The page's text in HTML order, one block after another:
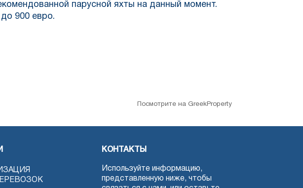
парусной яхты на данный момент.
900 евро.
Посмотрите на GreekProperty
КОНТАКТЫ
Используйте информацию,
представленную ниже, чтобы